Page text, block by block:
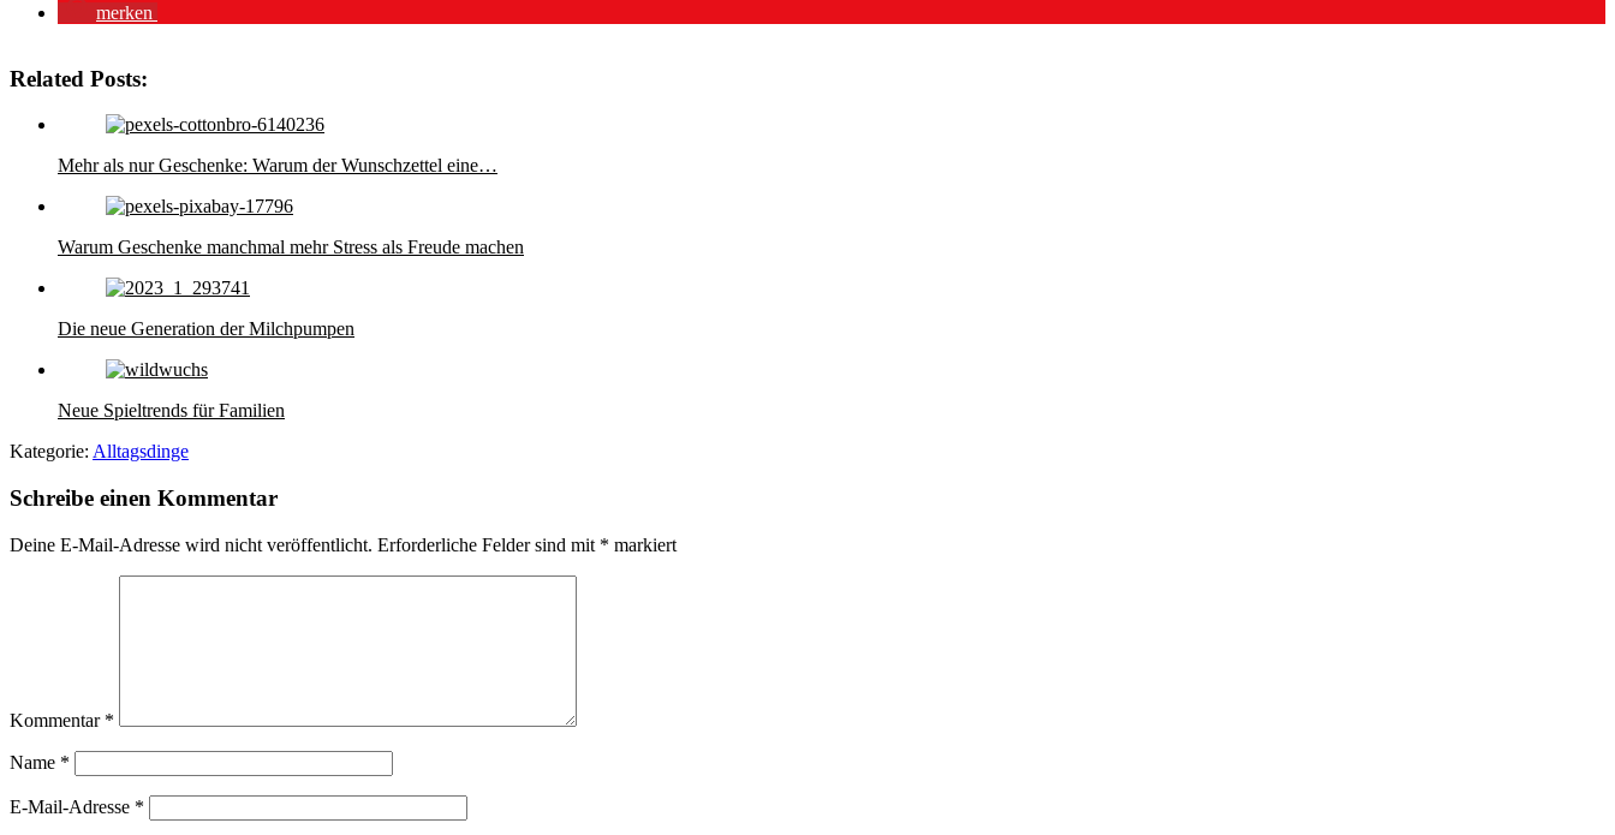
merken
Related Posts:
Mehr als nur Geschenke: Warum der Wunschzettel eine…
Warum Geschenke manchmal mehr Stress als Freude machen
Die neue Generation der Milchpumpen
Neue Spieltrends für Familien
Kategorie: Alltagsdinge
Schreibe einen Kommentar
Deine E-Mail-Adresse wird nicht veröffentlicht. Erforderliche Felder sind mit * markiert
Kommentar *
Name *
E-Mail-Adresse *